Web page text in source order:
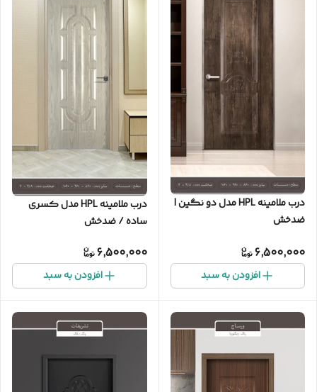
درب ملامینه HPL مدل دو نگین |
ضدخش
6,500,000
افزودن به سبد
درب ملامینه HPL مدل کسری
ساده / ضدخش
6,500,000
افزودن به سبد